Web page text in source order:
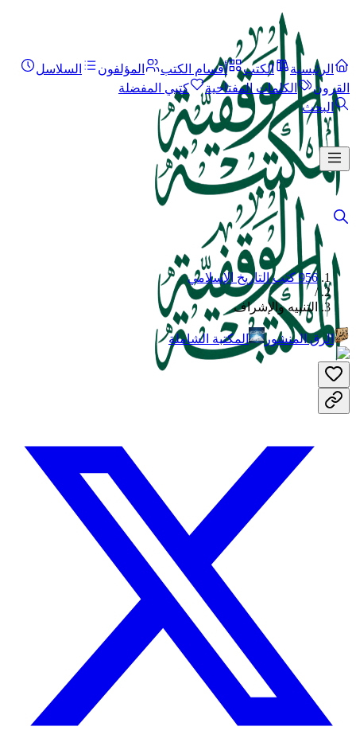
الرئيسية الكتب أقسام الكتب المؤلفون
السلاسل
القرون
الكلمات المفتاحية
كتبي المفضلة
البحث
956 كتب التاريخ الإسلامي
/
التنبيه والإشراف
الرق المنشور المكتبة الشاملة